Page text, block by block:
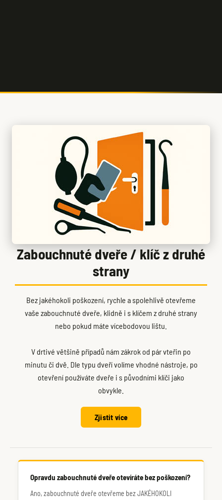
Zabouchnuté dveře / klíč z druhé
strany
Bez jakéhokoli poškození, rychle a spolehlivě otevřeme
vaše zabouchnuté dveře, klidně i s klíčem z druhé strany
nebo pokud máte vícebodovou lištu.
V drtivé většině případů nám zákrok od pár vteřin po
minutu či dvě. Dle typu dveří volíme vhodné nástroje, po
otevření používáte dveře i s původními klíči jako
obvykle.
Zjistit více
Opravdu zabouchnuté dveře otevíráte bez poškození?
Ano, zabouchnuté dveře otevřeme bez JAKÉHOKOLI